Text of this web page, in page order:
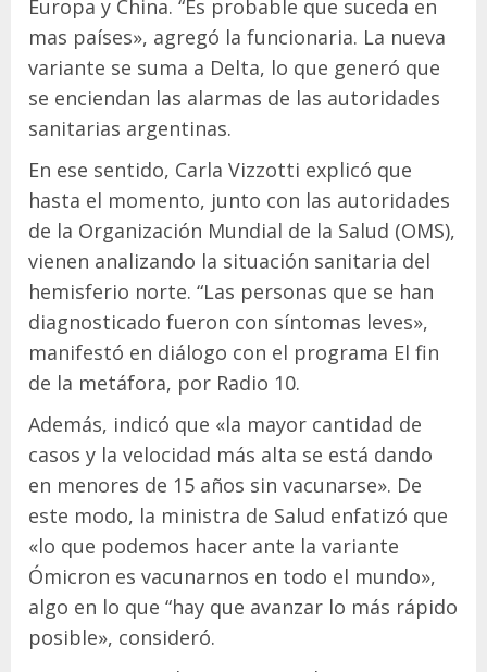
Europa y China. “Es probable que suceda en
mas países», agregó la funcionaria. La nueva
variante se suma a Delta, lo que generó que
se enciendan las alarmas de las autoridades
sanitarias argentinas.
En ese sentido, Carla Vizzotti explicó que
hasta el momento, junto con las autoridades
de la Organización Mundial de la Salud (OMS),
vienen analizando la situación sanitaria del
hemisferio norte. “Las personas que se han
diagnosticado fueron con síntomas leves»,
manifestó en diálogo con el programa El fin
de la metáfora, por Radio 10.
Además, indicó que «la mayor cantidad de
casos y la velocidad más alta se está dando
en menores de 15 años sin vacunarse». De
este modo, la ministra de Salud enfatizó que
«lo que podemos hacer ante la variante
Ómicron es vacunarnos en todo el mundo»,
algo en lo que “hay que avanzar lo más rápido
posible», consideró.